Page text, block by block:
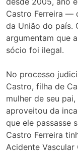
Castro Ferreira —
da União do país.
argumentam que
sócio foi ilegal.
No processo
Castro, filha de
mulher de seu
aproveitou da
que ele passasse
Castro Ferreira
Acidente Vascular